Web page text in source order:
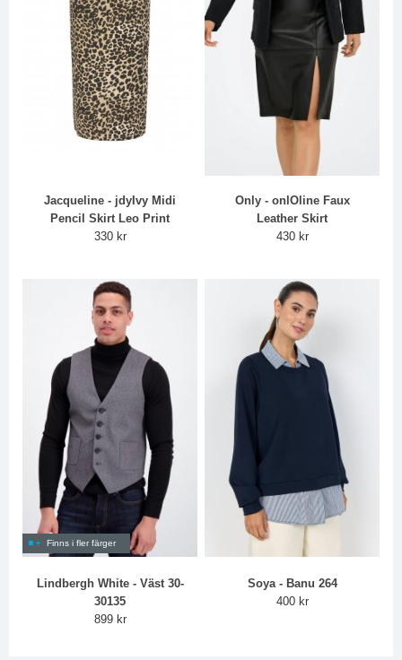
Jacqueline - jdyIvy Midi
Pencil Skirt Leo Print
330 kr
Only - onlOline Faux
Leather Skirt
430 kr
Finns i fler färger
Lindbergh White - Väst 30-
30135
899 kr
Soya - Banu 264
400 kr